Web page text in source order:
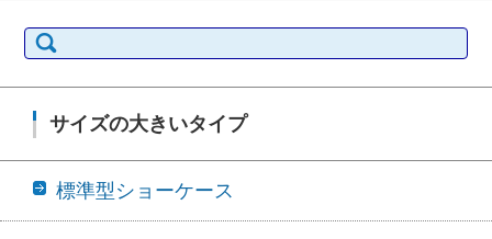
検索:
サイズの大きいタイプ
標準型ショーケース